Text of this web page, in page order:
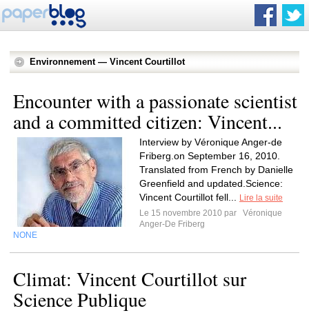
Environnement — Vincent Courtillot
Encounter with a passionate scientist
and a committed citizen: Vincent...
Interview by Véronique Anger-de
Friberg.on September 16, 2010.
Translated from French by Danielle
Greenfield and updated.Science:
Vincent Courtillot fell...
Lire la suite
Le 15 novembre 2010 par
Véronique
Anger-De Friberg
NONE
Climat: Vincent Courtillot sur
Science Publique